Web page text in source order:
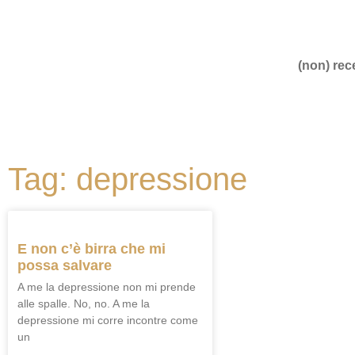
(non)
Tag: depressione
E non c’è birra che mi
possa salvare
A me la depressione non mi prende
alle spalle. No, no. A me la
depressione mi corre incontre come
un